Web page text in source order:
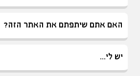
האם אתם שיתפתם את האתר הזה?
יש לי...